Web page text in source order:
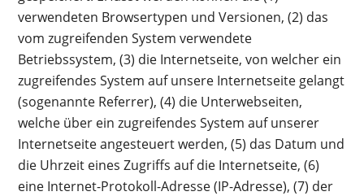
verwendeten Browsertypen und Versionen, (2) das
vom zugreifenden System verwendete
Betriebssystem, (3) die Internetseite, von welcher ein
zugreifendes System auf unsere Internetseite gelangt
(sogenannte Referrer), (4) die Unterwebseiten,
welche über ein zugreifendes System auf unserer
Internetseite angesteuert werden, (5) das Datum und
die Uhrzeit eines Zugriffs auf die Internetseite, (6)
eine Internet-Protokoll-Adresse (IP-Adresse), (7) der